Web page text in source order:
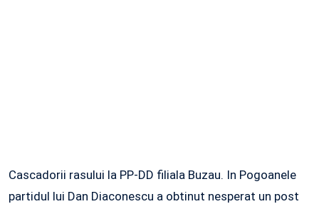
Cascadorii rasului la PP-DD filiala Buzau. In Pogoanele
partidul lui Dan Diaconescu a obtinut nesperat un post